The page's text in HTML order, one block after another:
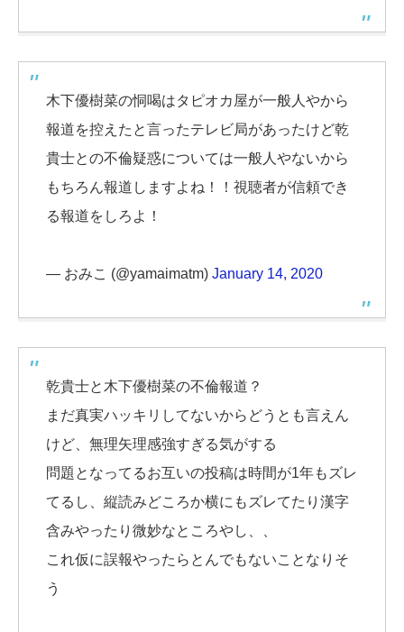
木下優樹菜の恫喝はタピオカ屋が一般人やから
報道を控えたと言ったテレビ局があったけど乾
貴士との不倫疑惑については一般人やないから
もちろん報道しますよね！！視聴者が信頼でき
る報道をしろよ！
— おみこ (@yamaimatm) January 14, 2020
乾貴士と木下優樹菜の不倫報道？
まだ真実ハッキリしてないからどうとも言えん
けど、無理矢理感強すぎる気がする
問題となってるお互いの投稿は時間が1年もズレ
てるし、縦読みどころか横にもズレてたり漢字
含みやったり微妙なところやし、、
これ仮に誤報やったらとんでもないことなりそ
う